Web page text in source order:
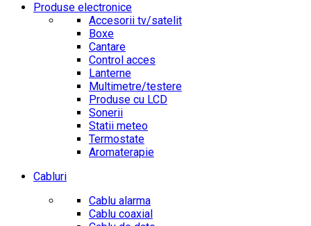
Produse electronice
Accesorii tv/satelit
Boxe
Cantare
Control acces
Lanterne
Multimetre/testere
Produse cu LCD
Sonerii
Statii meteo
Termostate
Aromaterapie
Cabluri
Cablu alarma
Cablu coaxial